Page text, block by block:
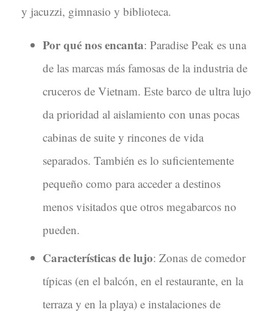
y jacuzzi, gimnasio y biblioteca.
Por qué nos encanta: Paradise Peak es una
de las marcas más famosas de la industria de
cruceros de Vietnam. Este barco de ultra lujo
da prioridad al aislamiento con unas pocas
cabinas de suite y rincones de vida
separados. También es lo suficientemente
pequeño como para acceder a destinos
menos visitados que otros megabarcos no
pueden.
Características de lujo: Zonas de comedor
típicas (en el balcón, en el restaurante, en la
terraza y en la playa) e instalaciones de